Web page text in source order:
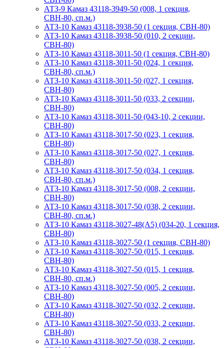
АТЗ-9 Камаз 43118-3949-50 (008, 1 секция,
СВН-80, сп.м.)
АТЗ-10 Камаз 43118-3938-50 (1 секция, СВН-80)
АТЗ-10 Камаз 43118-3938-50 (010, 2 секции,
СВН-80)
АТЗ-10 Камаз 43118-3011-50 (1 секция, СВН-80)
АТЗ-10 Камаз 43118-3011-50 (024, 1 секция,
СВН-80, сп.м.)
АТЗ-10 Камаз 43118-3011-50 (027, 1 секция,
СВН-80)
АТЗ-10 Камаз 43118-3011-50 (033, 2 секции,
СВН-80)
АТЗ-10 Камаз 43118-3011-50 (043-10, 2 секции,
СВН-80)
АТЗ-10 Камаз 43118-3017-50 (023, 1 секция,
СВН-80)
АТЗ-10 Камаз 43118-3017-50 (027, 1 секция,
СВН-80)
АТЗ-10 Камаз 43118-3017-50 (034, 1 секция,
СВН-80, сп.м.)
АТЗ-10 Камаз 43118-3017-50 (008, 2 секции,
СВН-80)
АТЗ-10 Камаз 43118-3017-50 (038, 2 секции,
СВН-80, сп.м.)
АТЗ-10 Камаз 43118-3027-48(A5) (034-20, 1 секция,
СВН-80)
АТЗ-10 Камаз 43118-3027-50 (1 секция, СВН-80)
АТЗ-10 Камаз 43118-3027-50 (015, 1 секция,
СВН-80)
АТЗ-10 Камаз 43118-3027-50 (015, 1 секция,
СВН-80, сп.м.)
АТЗ-10 Камаз 43118-3027-50 (005, 2 секции,
СВН-80)
АТЗ-10 Камаз 43118-3027-50 (032, 2 секции,
СВН-80)
АТЗ-10 Камаз 43118-3027-50 (033, 2 секции,
СВН-80)
АТЗ-10 Камаз 43118-3027-50 (038, 2 секции,